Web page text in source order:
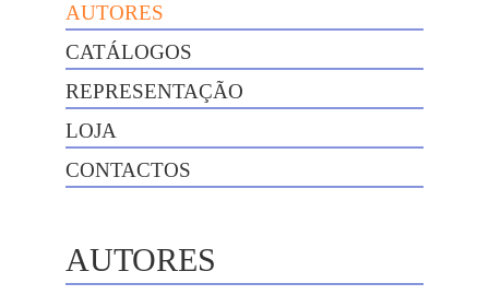
AUTORES
CATÁLOGOS
REPRESENTAÇÃO
LOJA
CONTACTOS
AUTORES